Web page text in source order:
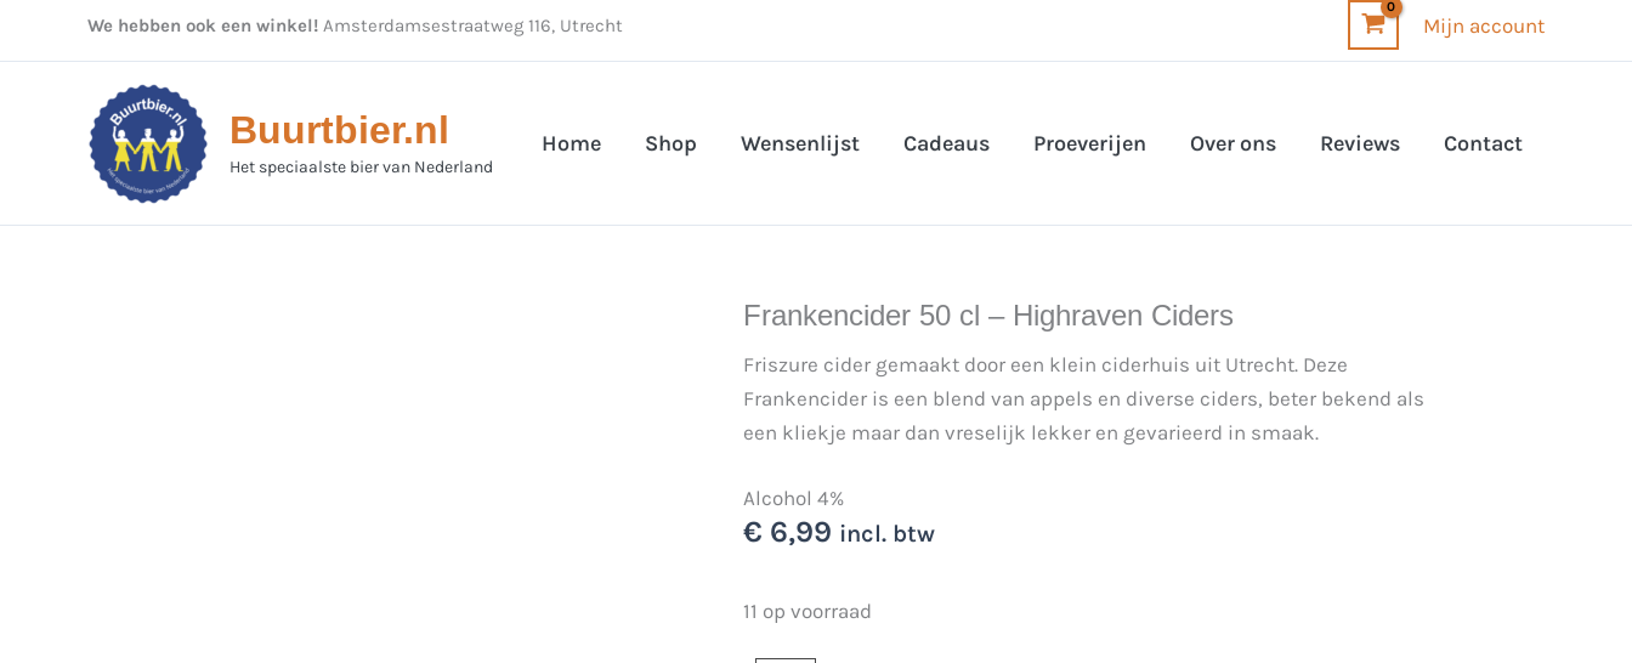
We hebben ook een winkel! Amsterdamsestraatweg 116, Utrecht Mijn account
Buurtbier.nl
Het speciaalste bier van Nederland
Home Shop Wensenlijst Cadeaus Proeverijen Over ons Reviews Contact
Frankencider 50 cl – Highraven Ciders
Friszure cider gemaakt door een klein ciderhuis uit Utrecht. Deze
Frankencider is een blend van appels en diverse ciders, beter bekend als
een kliekje maar dan vreselijk lekker en gevarieerd in smaak.
Alcohol 4%
€ 6,99 incl. btw
11 op voorraad
Frankencider